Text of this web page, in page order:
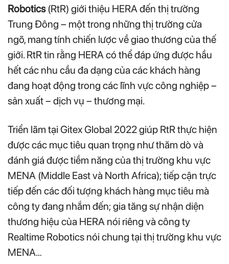
Robotics(RtR) giới thiệu HERA đến thị trường
Trung Đông – một trong những thị trường cửa
ngõ, mang tính chiến lược về giao thương của thế
giới. RtR tin rằng HERA có thể đáp ứng được hầu
hết các nhu cầu đa dạng của các khách hàng
đang hoạt động trong các lĩnh vực công nghiệp –
sản xuất – dịch vụ – thương mại.
Triển lãm tại Gitex Global 2022 giúp RtR thực hiện
được các mục tiêu quan trọng như thăm dò và
đánh giá được tiềm năng của thị trường khu vực
MENA (Middle East và North Africa); tiếp cận trực
tiếp đến các đối tượng khách hàng mục tiêu mà
công ty đang nhắm đến; gia tăng sự nhận diện
thương hiệu của HERA nói riêng và công ty
Realtime Robotics nói chung tại thị trường khu vực
MENA…